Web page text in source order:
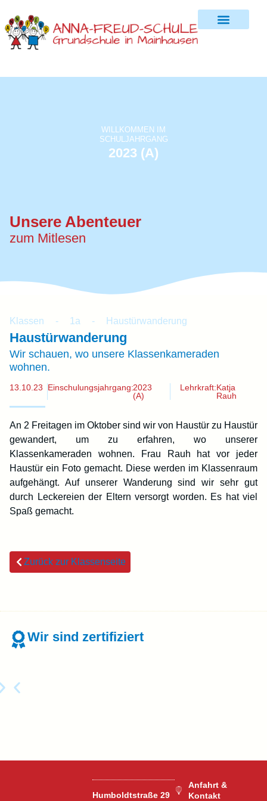
Unsere Abenteuer
zum Mitlesen
WILLKOMMEN IM
SCHULJAHRGANG
2023 (A)
Klassen - 1a - Haustürwanderung
Haustürwanderung
Wir schauen, wo unsere Klassenkameraden
wohnen.
13.10.23 Einschulungsjahrgang:2023
(A)
Lehrkraft:Katja
Rauh
An 2 Freitagen im Oktober sind wir von Haustür zu Haustür
gewandert, um zu erfahren, wo unserer
Klassenkameraden wohnen. Frau Rauh hat vor jeder
Haustür ein Foto gemacht. Diese werden im Klassenraum
aufgehängt. Auf unserer Wanderung sind wir sehr gut
durch Leckereien der Eltern versorgt worden. Es hat viel
Spaß gemacht.
Zurück zur Klassenseite
Wir sind zertifiziert
Humboldtstraße 29
Anfahrt &
Kontakt